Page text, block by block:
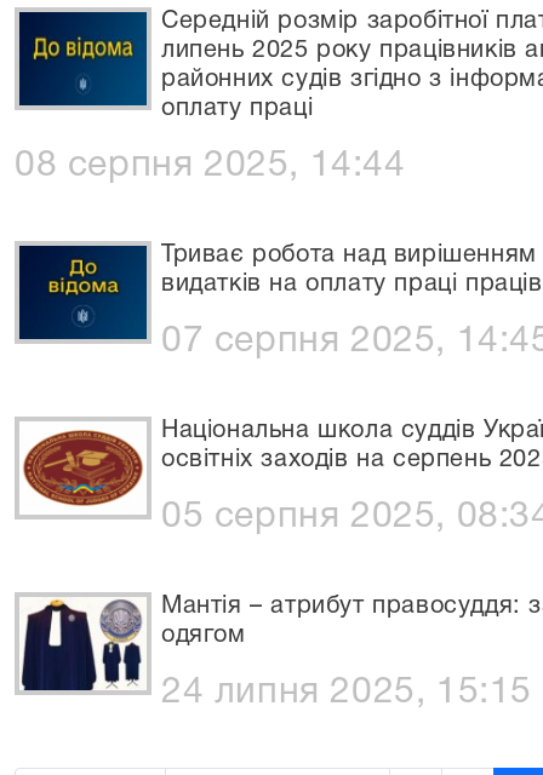
Середній розмір заробітної
липень 2025 року працівників
районних судів згідно з
оплату праці
08 серпня 2025, 14:44
Триває робота над
видатків на оплату праці
07 серпня 2025,
Національна школа суддів
освітніх заходів на серпень
05 серпня 2025,
Мантія – атрибут правосуддя:
одягом
24 липня 2025, 15:15